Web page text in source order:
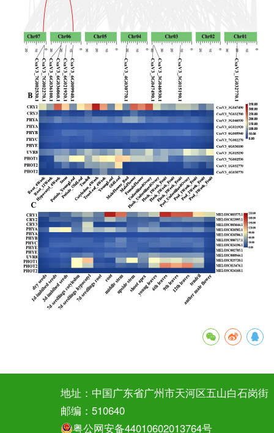
地址：中国广东省广州市天河区五山白石岗街
邮编：510640
粤公网安备44010602013764号